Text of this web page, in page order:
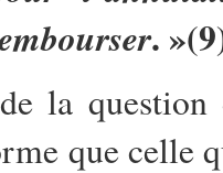
.
la
que celle